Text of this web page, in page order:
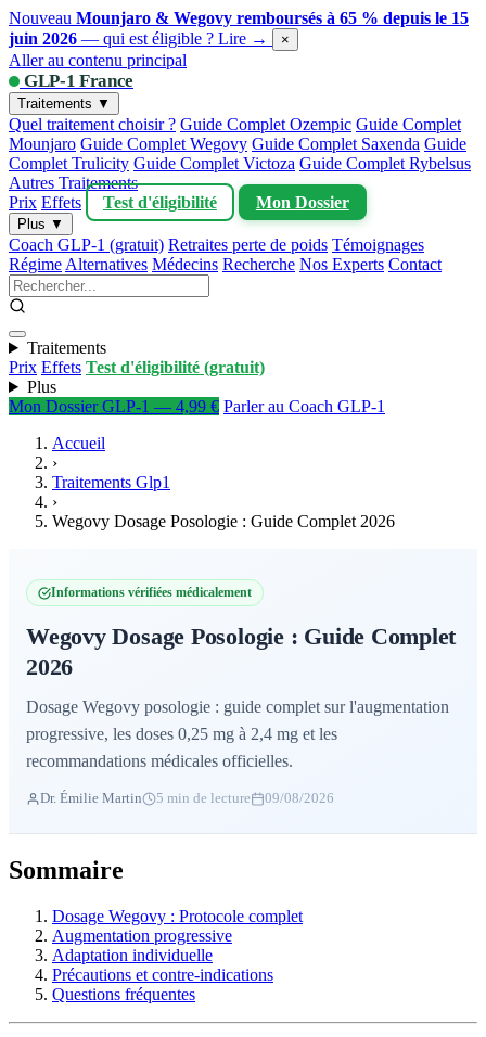
Nouveau Mounjaro & Wegovy remboursés à 65 % depuis le 15
juin 2026 — qui est éligible ? Lire → ×
Aller au contenu principal
GLP-1 France
Traitements ▼
Quel traitement choisir ? Guide Complet Ozempic Guide Complet
Mounjaro Guide Complet Wegovy Guide Complet Saxenda Guide
Complet Trulicity Guide Complet Victoza Guide Complet Rybelsus
Autres Traitements
Prix Effets Test d'éligibilité Mon Dossier
Plus ▼
Coach GLP-1 (gratuit) Retraites perte de poids Témoignages
Régime Alternatives Médecins Recherche Nos Experts Contact
Traitements
Prix Effets Test d'éligibilité (gratuit)
Plus
Mon Dossier GLP-1 — 4,99 € Parler au Coach GLP-1
Accueil
›
Traitements Glp1
›
Wegovy Dosage Posologie : Guide Complet 2026
Informations vérifiées médicalement
Wegovy Dosage Posologie : Guide Complet
2026
Dosage Wegovy posologie : guide complet sur l'augmentation
progressive, les doses 0,25 mg à 2,4 mg et les
recommandations médicales officielles.
Dr. Émilie Martin 5 min de lecture 09/08/2026
Sommaire
Dosage Wegovy : Protocole complet
Augmentation progressive
Adaptation individuelle
Précautions et contre-indications
Questions fréquentes